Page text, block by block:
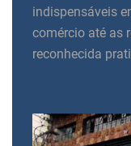
indispensáveis
comércio até as
reconhecida